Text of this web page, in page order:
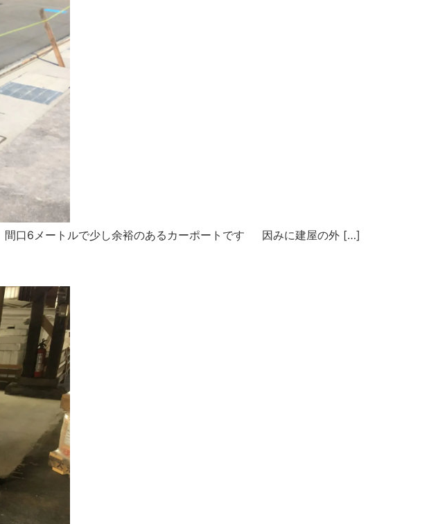
口6メートルで少し余裕のあるカーポートです 因みに建屋の外 […]